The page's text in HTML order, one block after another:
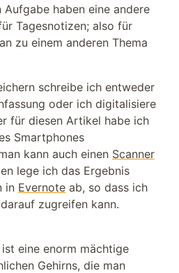
haben eine andere
Tagesnotizen; also für
zu einem anderen Thema
schreibe ich entweder
oder ich digitalisiere
für diesen Artikel habe ich
Smartphones
kann auch einen Scanner
lege ich das Ergebnis
in Evernote ab, so dass ich
zugreifen kann.
eine enorm mächtige
Gehirns, die man